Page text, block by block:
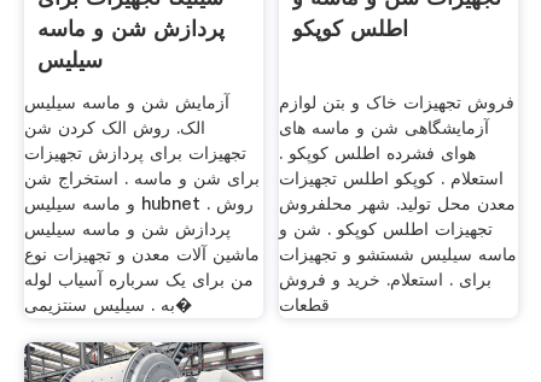
پردازش شن و ماسه
سیلیس
آزمایش شن و ماسه سیلیس
الک. روش الک کردن شن
تجهیزات برای پردازش تجهیزات
برای شن و ماسه . استخراج شن
و ماسه سیلیس hubnet . روش
پردازش شن و ماسه سیلیس
ماشین آلات معدن و تجهیزات نوع
من برای یک سرباره آسیاب لوله
به . سیلیس سنتزیمی�
اطلس کوپکو
فروش تجهیزات خاک و بتن لوازم
آزمایشگاهی شن و ماسه های
هوای فشرده اطلس کوپکو .
استعلام . کوپکو اطلس تجهیزات
معدن محل تولید. شهر محلفروش
تجهیزات اطلس کوپکو . شن و
ماسه سیلیس شستشو و تجهیزات
برای . استعلام. خرید و فروش
قطعات